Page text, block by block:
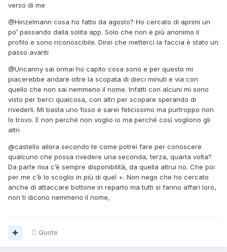
verso di me
@Hinzelmann cosa ho fatto da agosto? Ho cercato di aprimi un
po’ passando dalla solita app. Solo che non è più anonimo il
profilo e sono riconoscibile. Direi che metterci la faccia è stato un
passo avanti
@Uncanny sai ormai ho capito cosa sono e per questo mi
piacerebbe andare oltre la scopata di dieci minuti e via con
quello che non sai nemmeno il nome. Infatti con alcuni mi sono
visto per berci qualcosa, con altri per scopare sperando di
rivederli. Mi basta uno fisso e sarei felicissimo ma purtroppo non
lo trovo. E non perché non voglio io ma perché così vogliono gli
altri
@castello allora secondo te come potrei fare per conoscere
qualcuno che possa rivedere una seconda, terza, quarta volta?
Da parte mia c’è sempre disponibilità, da quella altrui no. Che poi
per me c’è lo scoglio in più di quel +. Non nego che ho cercato
anche di attaccare bottone in reparto ma tutti si fanno affari loro,
non ti dicono nemmeno il nome,
Quote